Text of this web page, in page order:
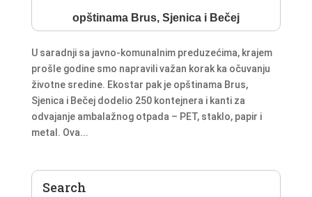
opštinama Brus, Sjenica i Bečej
U saradnji sa javno-komunalnim preduzećima, krajem
prošle godine smo napravili važan korak ka očuvanju
životne sredine. Ekostar pak je opštinama Brus,
Sjenica i Bečej dodelio 250 kontejnera i kanti za
odvajanje ambalažnog otpada – PET, staklo, papir i
metal. Ova...
Search